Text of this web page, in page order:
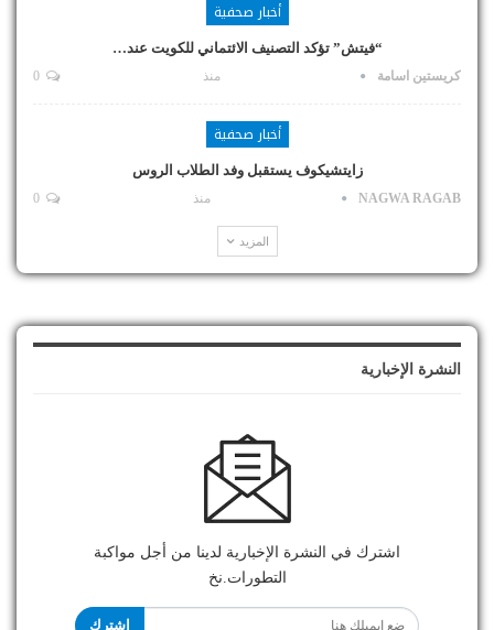
أخبار صحفية
“فيتش” تؤكد التصنيف الائتماني للكويت عند…
كريستين اسامة منذ
أخبار صحفية
زايتشيكوف يستقبل وفد الطلاب الروس
NAGWA RAGAB منذ
المزيد
النشرة الإخبارية
اشترك في النشرة الإخبارية لدينا من أجل مواكبة
التطورات.نخ
اشترك